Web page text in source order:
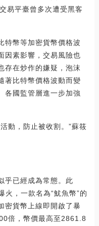
易平臺曾多次遭受黑客
特幣等加密貨幣價格波
因素影響，交易風險也
存在炒作的嫌疑，泡沫
著比特幣價格波動而變
各國監管層進一步加強
動，防止被收割。”蘇筱
乎已經成為常態。此
，一款名為“魷魚幣”的
密貨幣上線即開啟了暴
倍，幣價最高至2861.8